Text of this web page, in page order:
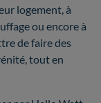
logement, à
ou encore à
de faire des
tout en